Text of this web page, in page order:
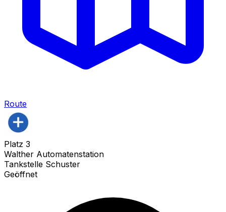
Route
Platz 3
Walther Automatenstation
Tankstelle Schuster
Geöffnet